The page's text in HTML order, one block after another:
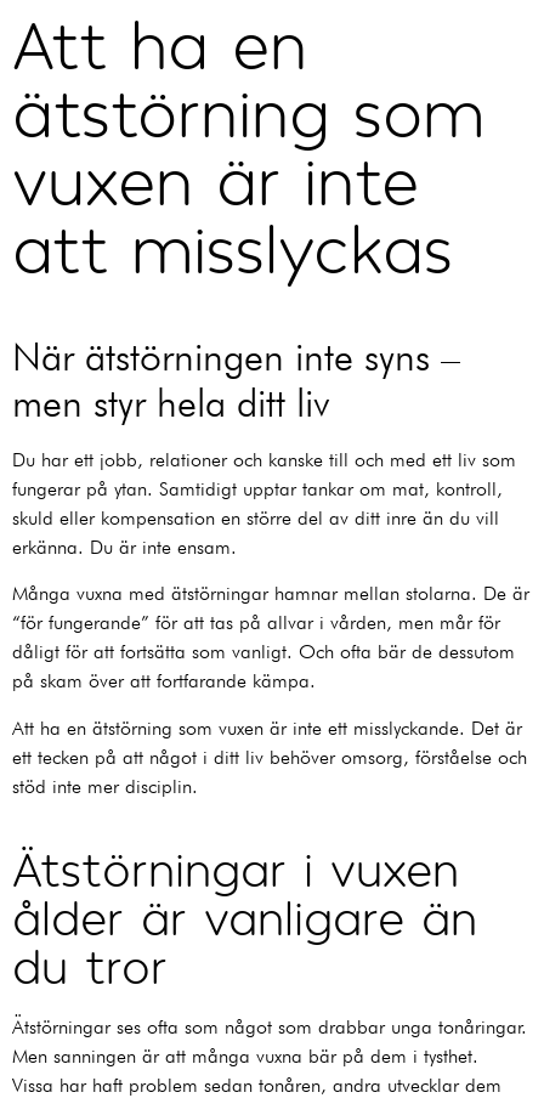
Att ha en
ätstörning som
vuxen är inte
att misslyckas
När ätstörningen inte syns –
men styr hela ditt liv
Du har ett jobb, relationer och kanske till och med ett liv som
fungerar på ytan. Samtidigt upptar tankar om mat, kontroll,
skuld eller kompensation en större del av ditt inre än du vill
erkänna. Du är inte ensam.
Många vuxna med ätstörningar hamnar mellan stolarna. De är
“för fungerande” för att tas på allvar i vården, men mår för
dåligt för att fortsätta som vanligt. Och ofta bär de dessutom
på skam över att fortfarande kämpa.
Att ha en ätstörning som vuxen är inte ett misslyckande. Det är
ett tecken på att något i ditt liv behöver omsorg, förståelse och
stöd inte mer disciplin.
Ätstörningar i vuxen
ålder är vanligare än
du tror
Ätstörningar ses ofta som något som drabbar unga tonåringar.
Men sanningen är att många vuxna bär på dem i tysthet.
Vissa har haft problem sedan tonåren, andra utvecklar dem